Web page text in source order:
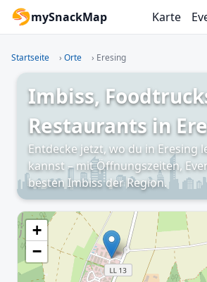
mySnackMap Karte
Startseite › Orte › Eresing
Imbiss,
Restaurants in
Entdecke jetzt, wo du in Eresing
kannst – mit Öffnungszeiten,
besten Imbiss der Region.
+
−